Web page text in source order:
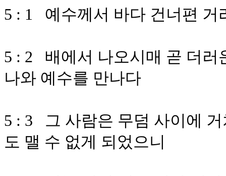
5 : 1 예수께서 바다 건너편 거
5 : 2 배에서 나오시매 곧 더러
나와 예수를 만나다
5 : 3 그 사람은 무덤 사이에
도 맬 수 없게 되었으니